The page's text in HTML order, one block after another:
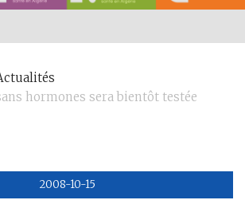
hormones sera bientôt testée
2008-10-15